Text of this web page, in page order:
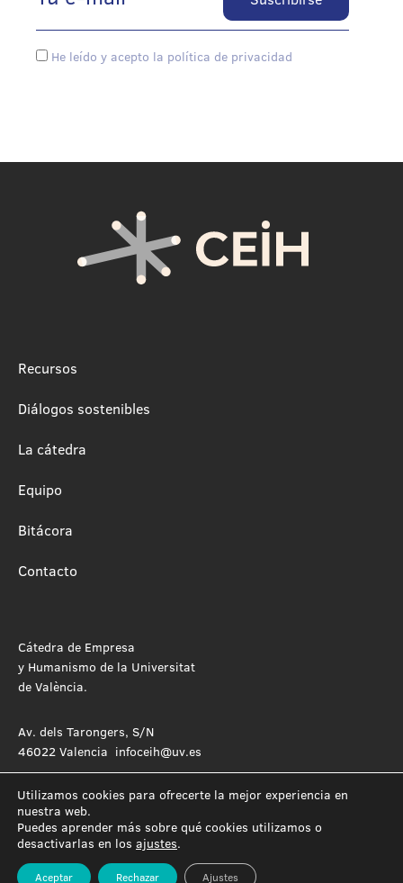
He leído y acepto la política de privacidad
Recursos
Diálogos sostenibles
La cátedra
Equipo
Bitácora
Contacto
Cátedra de Empresa
y Humanismo de la Universitat
de València.
Av. dels Tarongers, S/N
46022 Valencia infoceih@uv.es
Utilizamos cookies para ofrecerte la mejor experiencia en
nuestra web.
Puedes aprender más sobre qué cookies utilizamos o
desactivarlas en los ajustes.
Aceptar Rechazar Ajustes